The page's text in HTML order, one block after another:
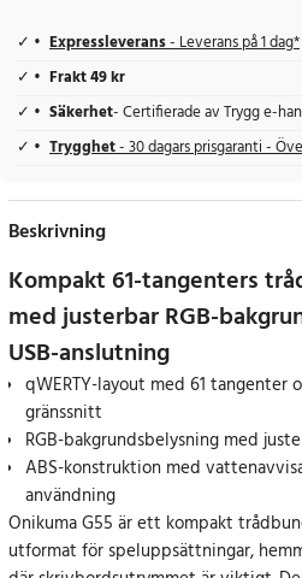
Expressleverans- Leverans på 1 dag*
Frakt 49 kr
Säkerhet- Certifierade av Trygg e-
Trygghet- 30 dagars prisgaranti -
Beskrivning
Kompakt 61-tangenters
med justerbar RGB-
USB-anslutning
qWERTY-layout med 61 tangenter
gränssnitt
RGB-bakgrundsbelysning med
ABS-konstruktion med
användning
Onikuma G55 är ett kompakt
utformat för speluppsättningar,